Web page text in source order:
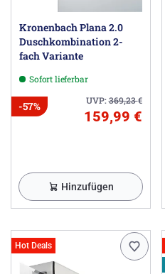
Kronenbach Plana 2.0
Duschkombination 2-
fach Variante
Sofort lieferbar
UVP:369,23€
-57%
159,99 €
Hinzufügen
Hot Deals